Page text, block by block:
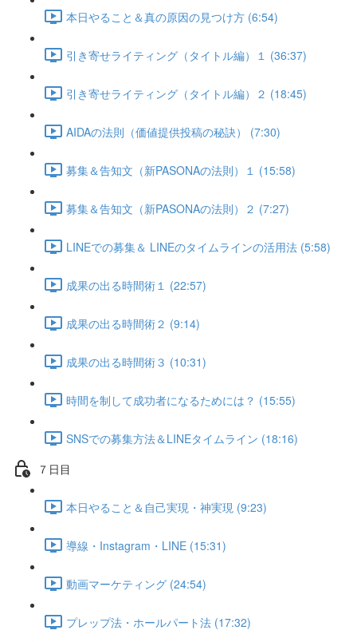
本日やること＆真の原因の見つけ方 (6:54)
引き寄せライティング（タイトル編）１ (36:37)
引き寄せライティング（タイトル編）２ (18:45)
AIDAの法則（価値提供投稿の秘訣） (7:30)
募集＆告知文（新PASONAの法則）１ (15:58)
募集＆告知文（新PASONAの法則）２ (7:27)
LINEでの募集＆ LINEのタイムラインの活用法 (5:58)
成果の出る時間術１ (22:57)
成果の出る時間術２ (9:14)
成果の出る時間術３ (10:31)
時間を制して成功者になるためには？ (15:55)
SNSでの募集方法＆LINEタイムライン (18:16)
７日目
本日やること＆自己実現・神実現 (9:23)
導線・Instagram・LINE (15:31)
動画マーケティング (24:54)
プレップ法・ホールパート法 (17:32)